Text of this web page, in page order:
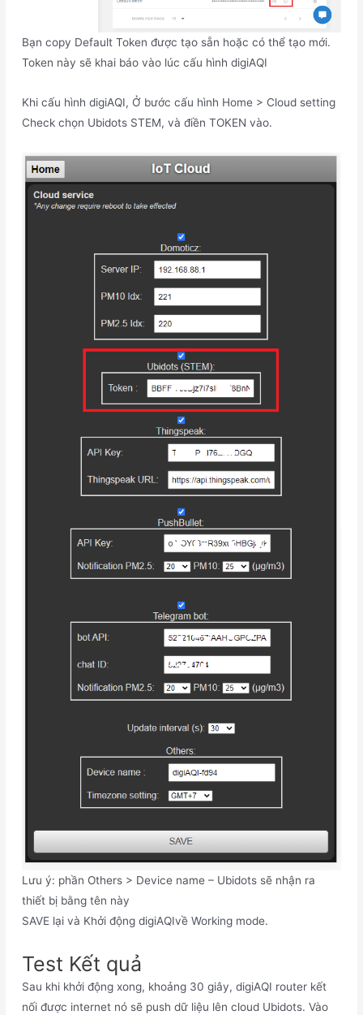
Bạn copy Default Token được tạo sẵn hoặc có thể tạo mới.
Token này sẽ khai báo vào lúc cấu hình digiAQI
Khi cấu hình digiAQI, Ở bước cấu hình Home > Cloud setting
Check chọn Ubidots STEM, và điền TOKEN vào.
Lưu ý: phần Others > Device name – Ubidots sẽ nhận ra
thiết bị bằng tên này
SAVE lại và Khởi động digiAQIvề Working mode.
Test Kết quả
Sau khi khởi động xong, khoảng 30 giây, digiAQI router kết
nối được internet nó sẽ push dữ liệu lên cloud Ubidots. Vào